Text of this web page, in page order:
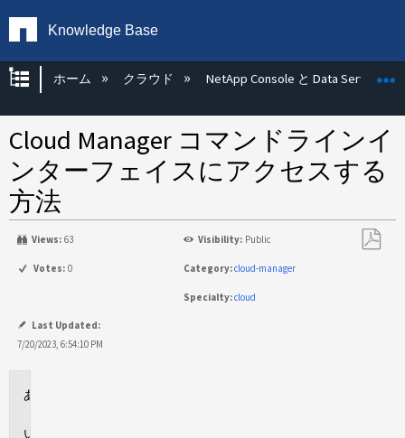
Knowledge Base
グローバル階層を展開/折りたたむ
ホーム クラウド NetApp Console と Data Services
Cloud Manager コマンドラインイ
ンターフェイスにアクセスする
方法
Views: 63 Visibility: Public
Votes: 0 Category:cloud-manager
Specialty:cloud
Last Updated:
7/20/2023, 6:54:10 PM